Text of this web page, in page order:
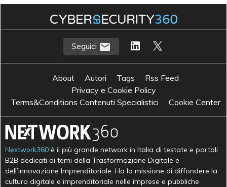
Seguici
About Autori Tags
Rss Feed
Privacy e Cookie Policy
Terms&Conditions Contenuti Specialistici
Cookie Center
Nextwork360 è il più grande network in Italia di testate e portali
B2B dedicati ai temi della Trasformazione Digitale e
dell’Innovazione Imprenditoriale. Ha la missione di diffondere la
cultura digitale e imprenditoriale nelle imprese e pubbliche